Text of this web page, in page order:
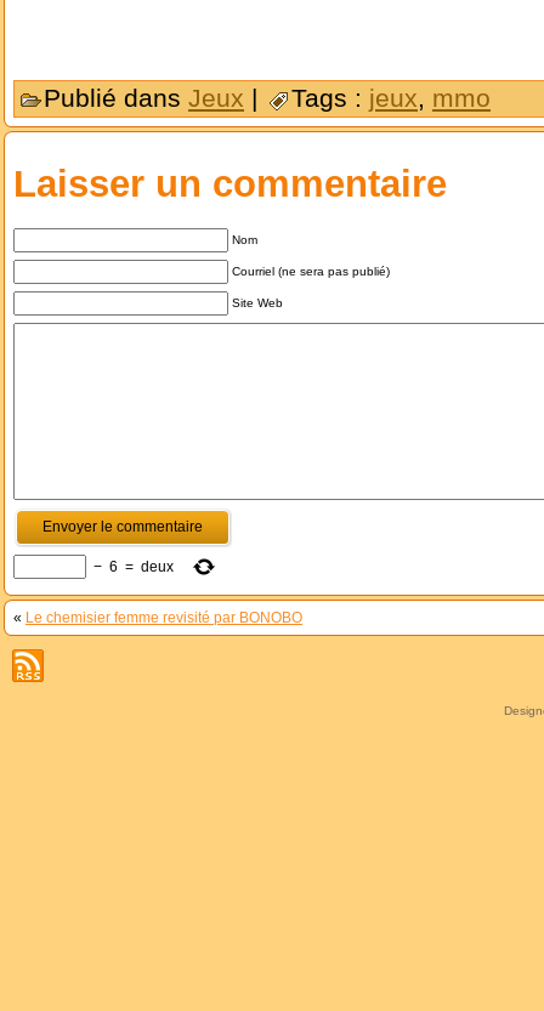
Publié dans Jeux | Tags : jeux, mmo
Laisser un commentaire
Nom
Courriel (ne sera pas publié)
Site Web
− 6 = deux
« Le chemisier femme revisité par BONOBO